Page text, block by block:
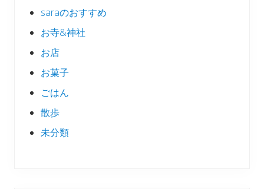
saraのおすすめ
お寺&神社
お店
お菓子
ごはん
散歩
未分類